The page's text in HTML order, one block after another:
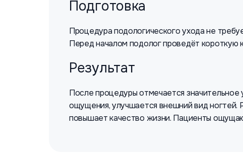
Подготовка
Процедура подологического ухода не
Перед началом подолог проведёт короткую
Результат
После процедуры отмечается значительное
ощущения, улучшается внешний вид ногтей.
повышает качество жизни. Пациенты